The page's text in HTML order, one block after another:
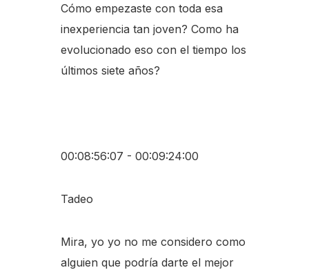
Cómo empezaste con toda esa
inexperiencia tan joven? Como ha
evolucionado eso con el tiempo los
últimos siete años?
00:08:56:07 - 00:09:24:00
Tadeo
Mira, yo yo no me considero como
alguien que podría darte el mejor